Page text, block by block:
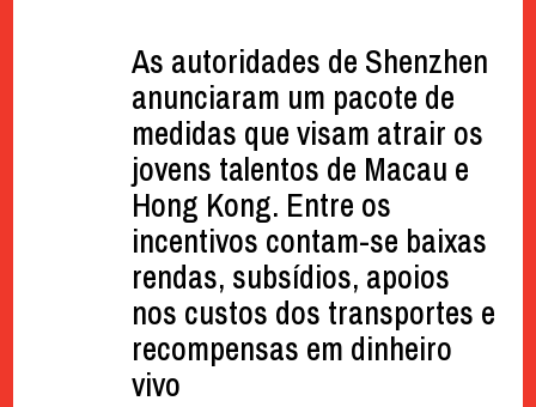
As autoridades de Shenzhen
anunciaram um pacote de
medidas que visam atrair os
jovens talentos de Macau e
Hong Kong. Entre os
incentivos contam-se baixas
rendas, subsídios, apoios
nos custos dos transportes e
recompensas em dinheiro
vivo